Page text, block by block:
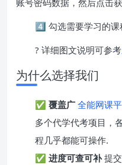
4️⃣ 勾选需要学习的
? 详细图文说明可参考
为什么选择我们
✅ 覆盖广 全能网课
多个代学代考项目，
程几乎都能可操作.
✅ 进度可查可补提